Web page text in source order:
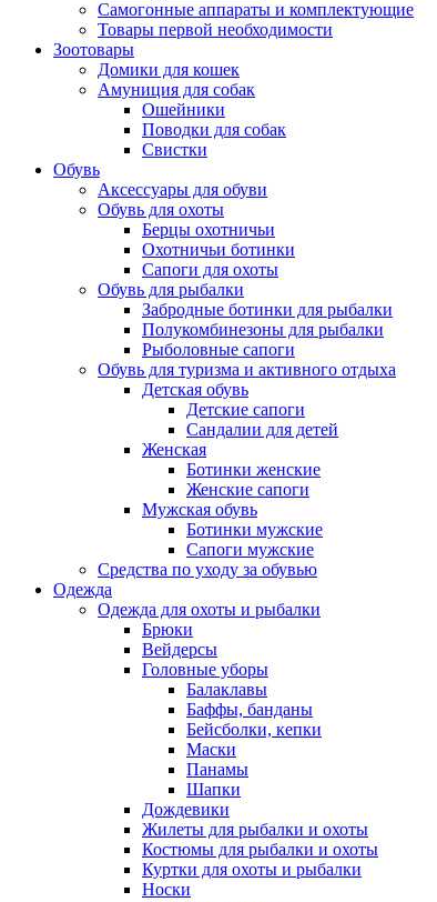
Самогонные аппараты и комплектующие
Товары первой необходимости
Зоотовары
Домики для кошек
Амуниция для собак
Ошейники
Поводки для собак
Свистки
Обувь
Аксессуары для обуви
Обувь для охоты
Берцы охотничьи
Охотничьи ботинки
Сапоги для охоты
Обувь для рыбалки
Забродные ботинки для рыбалки
Полукомбинезоны для рыбалки
Рыболовные сапоги
Обувь для туризма и активного отдыха
Детская обувь
Детские сапоги
Сандалии для детей
Женская
Ботинки женские
Женские сапоги
Мужская обувь
Ботинки мужские
Сапоги мужские
Средства по уходу за обувью
Одежда
Одежда для охоты и рыбалки
Брюки
Вейдерсы
Головные уборы
Балаклавы
Баффы, банданы
Бейсболки, кепки
Маски
Панамы
Шапки
Дождевики
Жилеты для рыбалки и охоты
Костюмы для рыбалки и охоты
Куртки для охоты и рыбалки
Носки